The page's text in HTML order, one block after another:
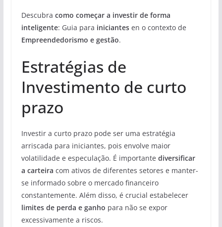
Descubra como começar a investir de forma
inteligente: Guia para iniciantesen o contexto de
Empreendedorismo e gestão.
Estratégias de
Investimento de curto
prazo
Investir a curto prazo pode ser uma estratégia
arriscada para iniciantes, pois envolve maior
volatilidade e especulação. É importante diversificar
a carteira com ativos de diferentes setores e manter-
se informado sobre o mercado financeiro
constantemente. Além disso, é crucial estabelecer
limites de perda e ganho para não se expor
excessivamente a riscos.